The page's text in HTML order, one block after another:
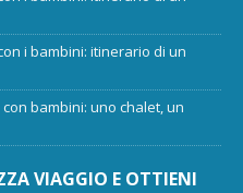
i bambini: itinerario di un
con bambini: uno chalet, un
VIAGGIO E OTTIENI